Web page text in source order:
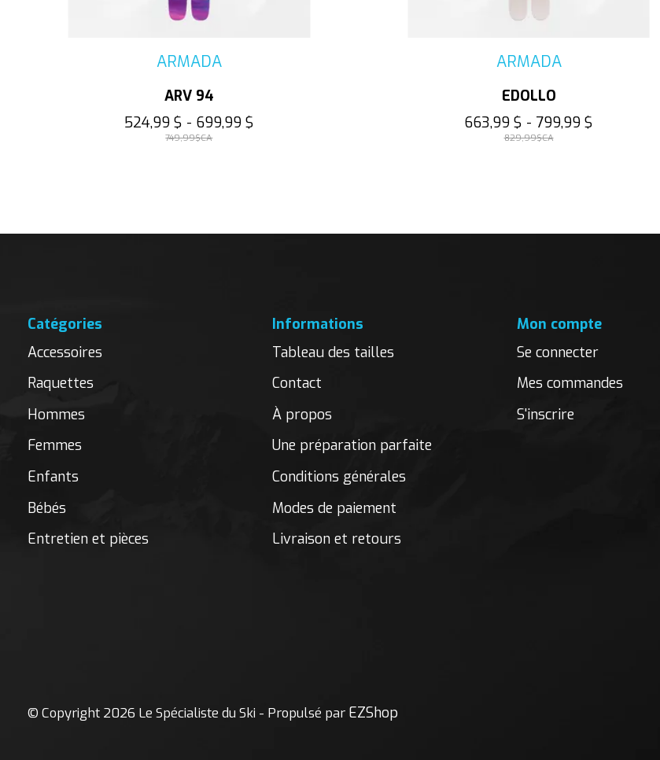
ARMADA
ARV 94
524,99 $ - 699,99 $
749,99$CA
ARMADA
EDOLLO
663,99 $ - 799,99 $
829,99$CA
Catégories
Accessoires
Raquettes
Hommes
Femmes
Enfants
Bébés
Entretien et pièces
Informations
Tableau des tailles
Contact
À propos
Une préparation parfaite
Conditions générales
Modes de paiement
Livraison et retours
Mon compte
Se connecter
Mes commandes
S'inscrire
© Copyright 2026 Le Spécialiste du Ski - Propulsé par EZShop